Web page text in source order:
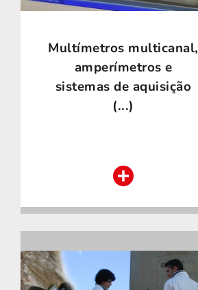
Multímetros multicanal,
amperímetros e
sistemas de aquisição
(...)